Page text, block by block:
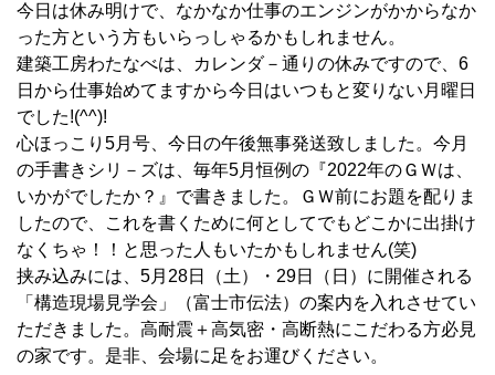
今日は休み明けで、なかなか仕事のエンジンがかからなか
った方という方もいらっしゃるかもしれません。
建築工房わたなべは、カレンダ－通りの休みですので、6
日から仕事始めてますから今日はいつもと変りない月曜日
でした!(^^)!
心ほっこり5月号、今日の午後無事発送致しました。今月
の手書きシリ－ズは、毎年5月恒例の『2022年のＧＷは、
いかがでしたか？』で書きました。ＧＷ前にお題を配りま
したので、これを書くために何としてでもどこかに出掛け
なくちゃ！！と思った人もいたかもしれません(笑)
挟み込みには、5月28日（土）・29日（日）に開催される
「構造現場見学会」（富士市伝法）の案内を入れさせてい
ただきました。高耐震＋高気密・高断熱にこだわる方必見
の家です。是非、会場に足をお運びください。